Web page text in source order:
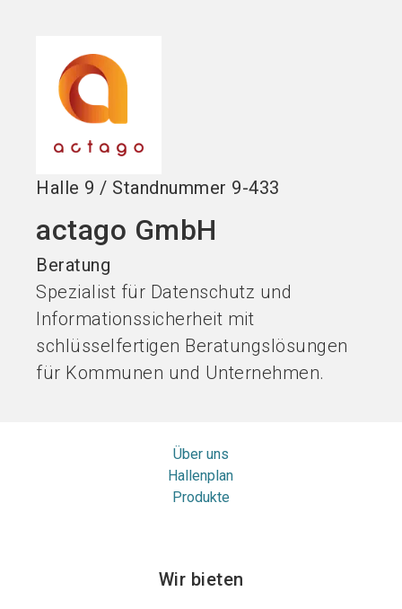
Halle 9 / Standnummer 9-433
actago GmbH
Beratung
Spezialist für Datenschutz und
Informationssicherheit mit
schlüsselfertigen Beratungslösungen
für Kommunen und Unternehmen.
Über uns
Hallenplan
Produkte
Wir bieten